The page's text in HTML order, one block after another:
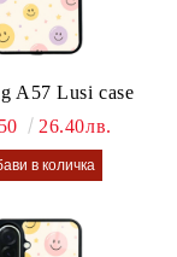
A57 Lusi case
26.40лв.